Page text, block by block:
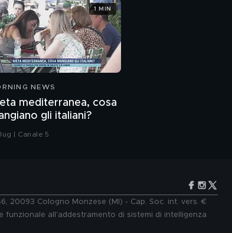
NEWS
mediterranea, cosa
gli italiani?
| Canale 5
1 MIN
20093 Cologno Monzese (MI) - Cap. Soc. int. vers. €
all'addestramento di sistemi di intelligenza